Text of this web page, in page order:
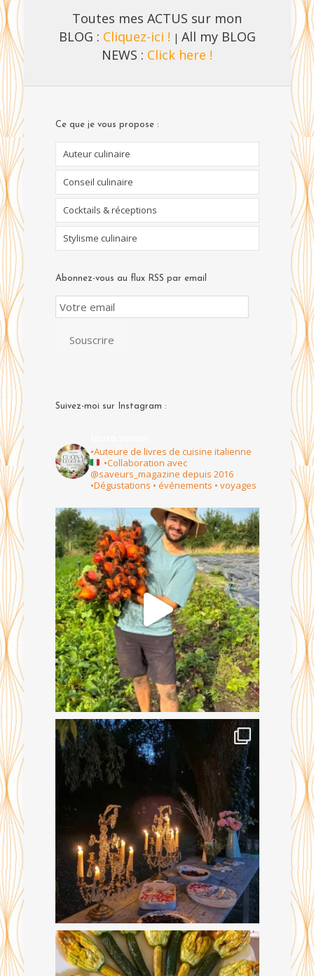
Toutes mes ACTUS sur mon
BLOG : Cliquez-ici ! | All my BLOG
NEWS : Click here !
Ce que je vous propose :
Auteur culinaire
Conseil culinaire
Cocktails & réceptions
Stylisme culinaire
Abonnez-vous au flux RSS par email
Subscription
Souscrire
Suivez-moi sur Instagram :
•Auteure de livres de cuisine italienne
•Collaboration avec
@saveurs_magazine depuis 2016
•Dégustations • événements • voyages